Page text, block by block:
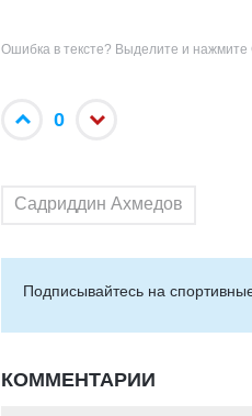
Ошибка в тексте? Выделите и нажмите
0
Садриддин Ахмедов
Подписывайтесь на
КОММЕНТАРИИ